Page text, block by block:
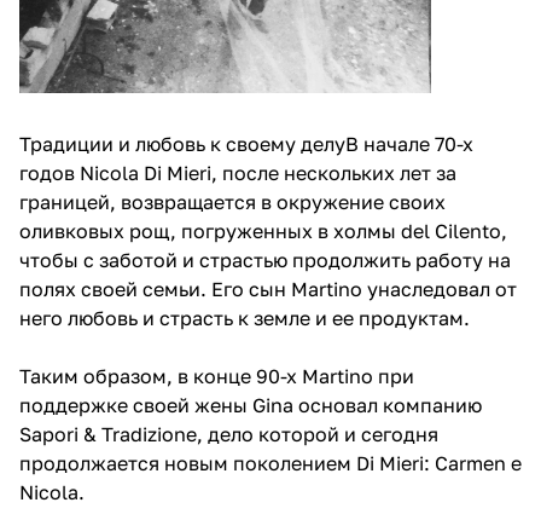
Традиции и любовь к своему делуВ начале 70-х
годов Nicola Di Mieri, после нескольких лет за
границей, возвращается в окружение своих
оливковых рощ, погруженных в холмы del Cilento,
чтобы с заботой и страстью продолжить работу на
полях своей семьи. Его сын Martino унаследовал от
него любовь и страсть к земле и ее продуктам.
Таким образом, в конце 90-х Martino при
поддержке своей жены Gina основал компанию
Sapori & Tradizione, дело которой и сегодня
продолжается новым поколением Di Mieri: Carmen e
Nicola.